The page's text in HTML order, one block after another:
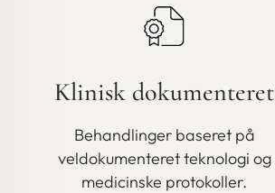
Klinisk dokumenteret
Behandlinger baseret på
veldokumenteret teknologi og
medicinske protokoller.